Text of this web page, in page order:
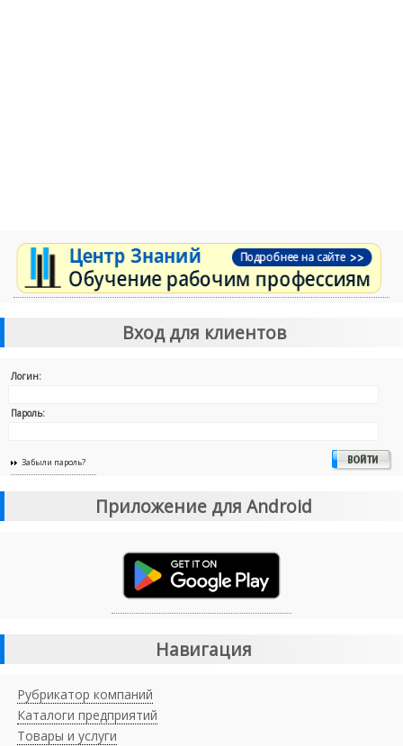
Вход для клиентов
Логин:
Пароль:
Забыли пароль?
Приложение для Android
Навигация
Рубрикатор компаний
Каталоги предприятий
Товары и услуги